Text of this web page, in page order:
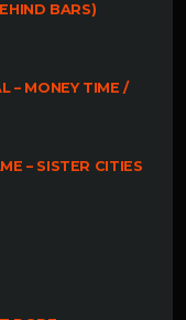
BARS)
– MONEY TIME /
– SISTER CITIES